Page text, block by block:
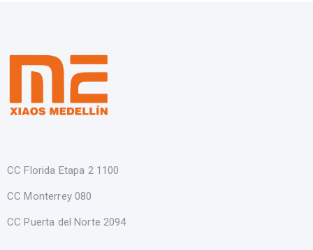
CC Florida Etapa 2 1100
CC Monterrey 080
CC Puerta del Norte 2094